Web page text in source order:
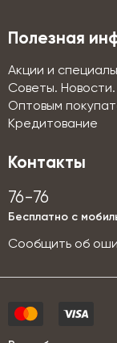
Полезная
Акции и
Советы.
Оптовым
Кредитование
Контакты
76-76
Бесплатно с
Сообщить об